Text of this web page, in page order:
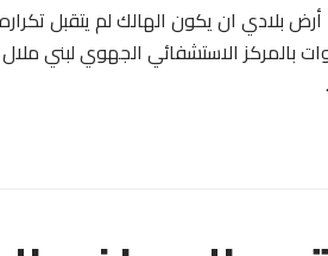
بلادي ان يكون الهالك لم يتقبل
بالمركز الاستشفائي الجهوي لبني